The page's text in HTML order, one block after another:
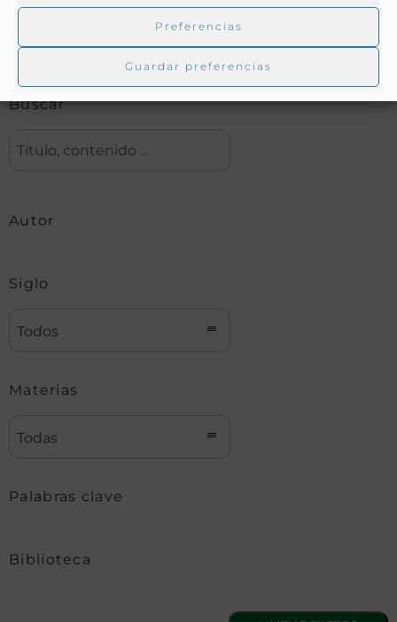
Preferencias
Guardar preferencias
Biblioteca digital Duque de Ahumada
Buscar
Autor
Siglo
Todos
Materias
Todas
Palabras clave
Biblioteca